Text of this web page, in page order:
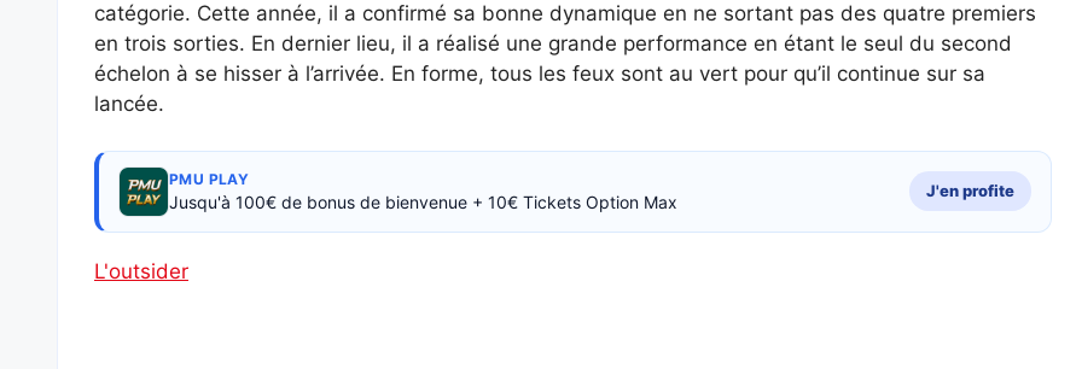
catégorie. Cette année, il a confirmé sa bonne dynamique en ne sortant pas des quatre premiers
en trois sorties. En dernier lieu, il a réalisé une grande performance en étant le seul du second
échelon à se hisser à l’arrivée. En forme, tous les feux sont au vert pour qu’il continue sur sa
lancée.
PMU PLAY
Jusqu'à 100€ de bonus de bienvenue + 10€ Tickets Option Max
J'en profite
L'outsider